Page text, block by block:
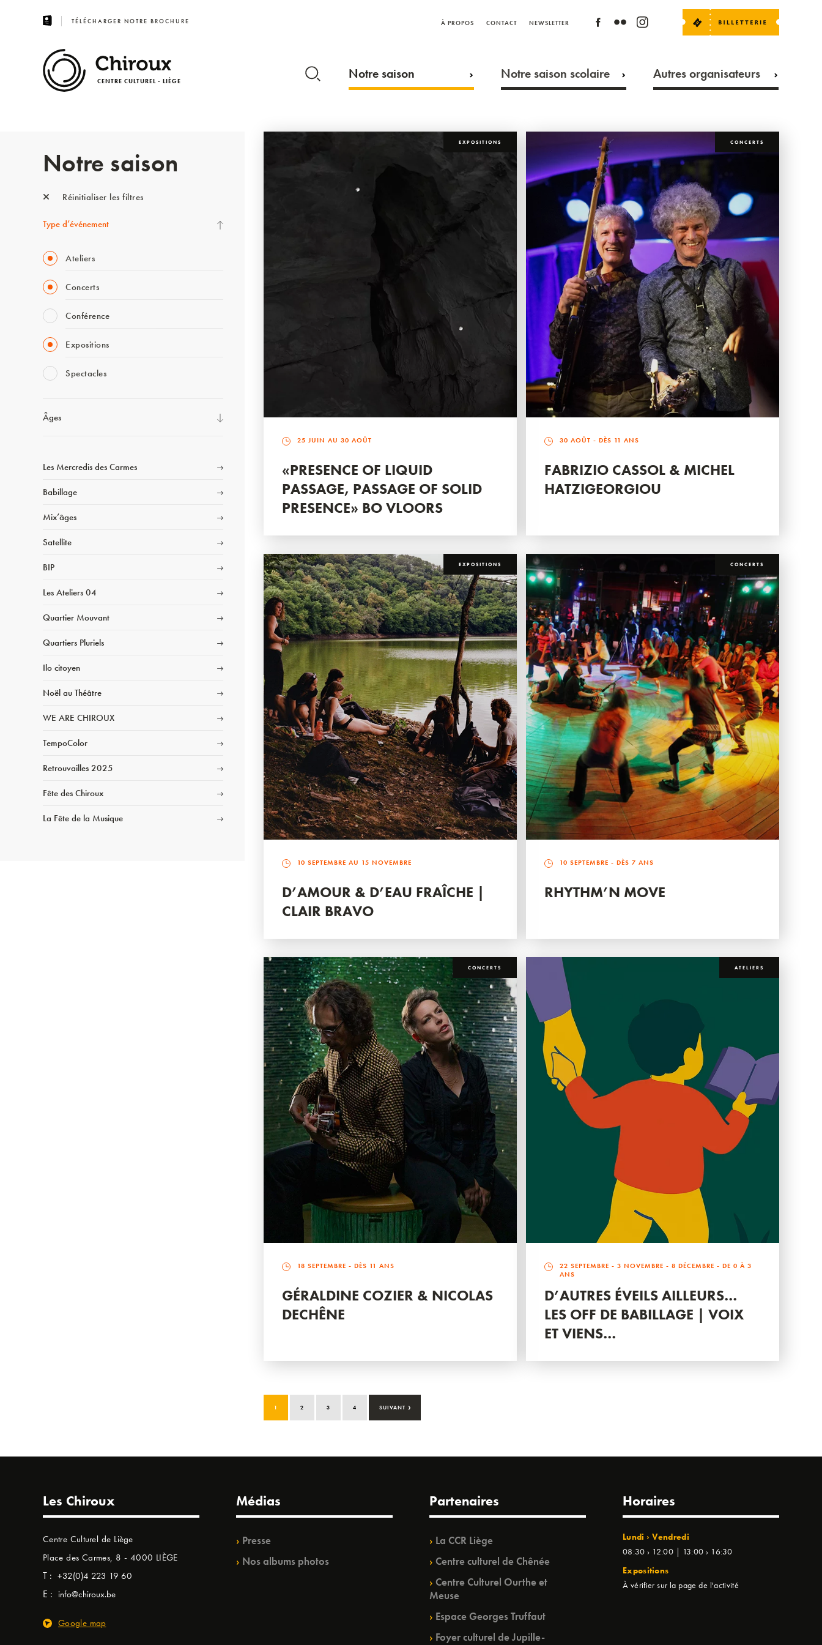
TÉLÉCHARGER NOTRE BROCHURE À PROPOS CONTACT NEWSLETTER
CENTRE CULTUREL - LIÈGE Notre saison Notre saison scolaire Autres organisateurs
Notre saison
Réinitialiser les filtres
Type d’événement
Ateliers
Concerts
Conférence
Expositions
Spectacles
Âges
Les Mercredis des Carmes
Babillage
Mix’âges
Satellite
BIP
Les Ateliers 04
Quartier Mouvant
Quartiers Pluriels
Ilo citoyen
Noël au Théâtre
WE ARE CHIROUX
TempoColor
Retrouvailles 2025
Fête des Chiroux
La Fête de la Musique
EXPOSITIONS
25 JUIN AU 30 AOÛT
«PRESENCE OF LIQUID
PASSAGE, PASSAGE OF SOLID
PRESENCE» BO VLOORS
CONCERTS
30 AOÛT - DÈS 11 ANS
FABRIZIO CASSOL & MICHEL
HATZIGEORGIOU
EXPOSITIONS
10 SEPTEMBRE AU 15 NOVEMBRE
D’AMOUR & D’EAU FRAÎCHE |
CLAIR BRAVO
CONCERTS
10 SEPTEMBRE - DÈS 7 ANS
RHYTHM’N MOVE
CONCERTS
18 SEPTEMBRE - DÈS 11 ANS
GÉRALDINE COZIER & NICOLAS
DECHÊNE
ATELIERS
22 SEPTEMBRE -3 NOVEMBRE -8 DÉCEMBRE - DE 0 À 3
ANS
D’AUTRES ÉVEILS AILLEURS…
LES OFF DE BABILLAGE | VOIX
ET VIENS…
1 2 3 4 SUIVANT ›
Les Chiroux
Centre Culturel de Liège
Place des Carmes, 8 - 4000 LIÈGE
T : +32(0)4 223 19 60
E : info@chiroux.be
Google map
Médias
Presse
Nos albums photos
Partenaires
La CCR Liège
Centre culturel de Chênée
Centre Culturel Ourthe et
Meuse
Espace Georges Truffaut
Foyer culturel de Jupille-
Horaires
Lundi › Vendredi
08:30 › 12:00 | 13:00 › 16:30
Expositions
À vérifier sur la page de l'activité